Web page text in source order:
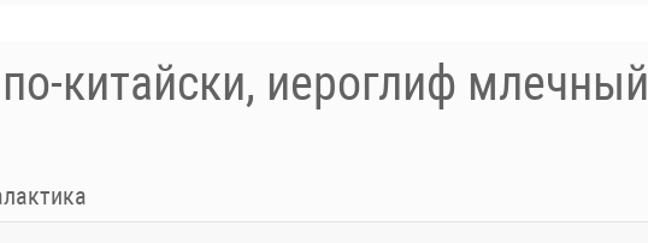
китайски, иероглиф млечный